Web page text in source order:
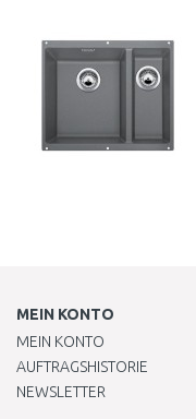
MEIN KONTO
MEIN KONTO
AUFTRAGSHISTORIE
NEWSLETTER